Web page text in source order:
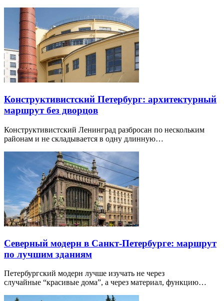
Конструктивистский Петербург: архитектурный
маршрут без дворцов
Конструктивистский Ленинград разбросан по нескольким
районам и не складывается в одну длинную…
Северный модерн в Санкт-Петербурге: маршрут
по лучшим зданиям
Петербургский модерн лучше изучать не через
случайные “красивые дома”, а через материал, функцию…